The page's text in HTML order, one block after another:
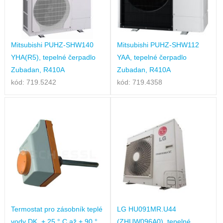
Mitsubishi PUHZ-SHW140
YHA(R5), tepelné čerpadlo
Zubadan, R410A
kód: 719.5242
Mitsubishi PUHZ-SHW112
YAA, tepelné čerpadlo
Zubadan, R410A
kód: 719.4358
Termostat pro zásobník teplé
LG HU091MR.U44